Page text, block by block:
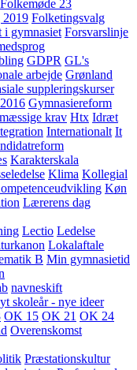
Folkemøde 23
2019 Folketingsvalg
i gymnasiet Forsvarslinje
GDPR GL's
arbejde Grønland
suppleringskurser
Gymnasiereform
krav Htx Idræt
Internationalt It
Karakterskala
Klima Kollegial
Køn
Lærerens dag
Lectio Ledelse
Lokalaftale
B Min gymnasietid
navneskift
skoleår - nye ideer
OK 15 OK 21 OK 24
Overenskomst
Præstationskultur